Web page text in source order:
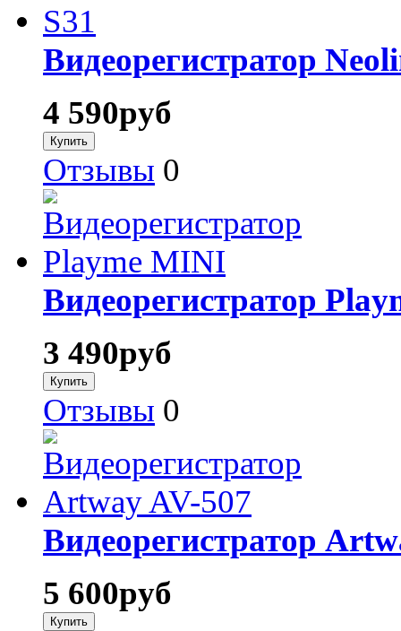
Видеорегистратор
4 590руб
Отзывы 0
Видеорегистратор
3 490руб
Отзывы 0
Видеорегистратор
5 600руб